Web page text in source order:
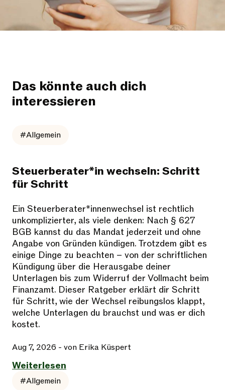
Das könnte auch dich
interessieren
#Allgemein
Steuerberater*in wechseln: Schritt
für Schritt
Ein Steuerberater*innenwechsel ist rechtlich
unkomplizierter, als viele denken: Nach § 627
BGB kannst du das Mandat jederzeit und ohne
Angabe von Gründen kündigen. Trotzdem gibt es
einige Dinge zu beachten – von der schriftlichen
Kündigung über die Herausgabe deiner
Unterlagen bis zum Widerruf der Vollmacht beim
Finanzamt. Dieser Ratgeber erklärt dir Schritt
für Schritt, wie der Wechsel reibungslos klappt,
welche Unterlagen du brauchst und was er dich
kostet.
Aug 7, 2026 - von Erika Küspert
Weiterlesen
#Allgemein